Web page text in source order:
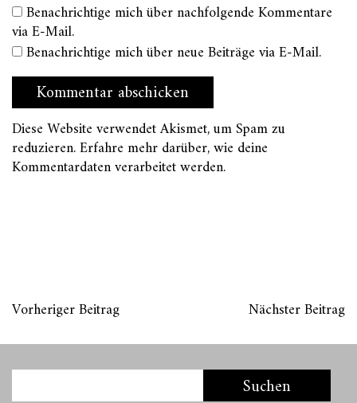
Benachrichtige mich über nachfolgende Kommentare
via E-Mail.
Benachrichtige mich über neue Beiträge via E-Mail.
Diese Website verwendet Akismet, um Spam zu
reduzieren.Erfahre mehr darüber, wie deine
Kommentardaten verarbeitet werden.
Vorheriger Beitrag Nächster Beitrag